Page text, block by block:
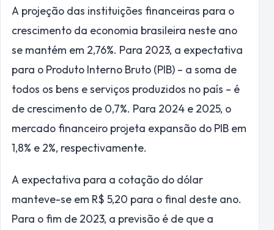
A projeção das instituições financeiras para o
crescimento da economia brasileira neste ano
se mantém em 2,76%. Para 2023, a expectativa
para o Produto Interno Bruto (PIB) – a soma de
todos os bens e serviços produzidos no país – é
de crescimento de 0,7%. Para 2024 e 2025, o
mercado financeiro projeta expansão do PIB em
1,8% e 2%, respectivamente.
A expectativa para a cotação do dólar
manteve-se em R$ 5,20 para o final deste ano.
Para o fim de 2023, a previsão é de que a